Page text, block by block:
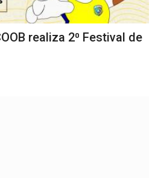
realiza 2⁰ Festival de